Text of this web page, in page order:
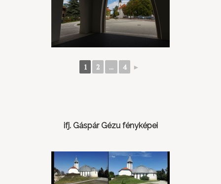
1 2 ... 4 ►
ifj. Gáspár Gézu fényképei